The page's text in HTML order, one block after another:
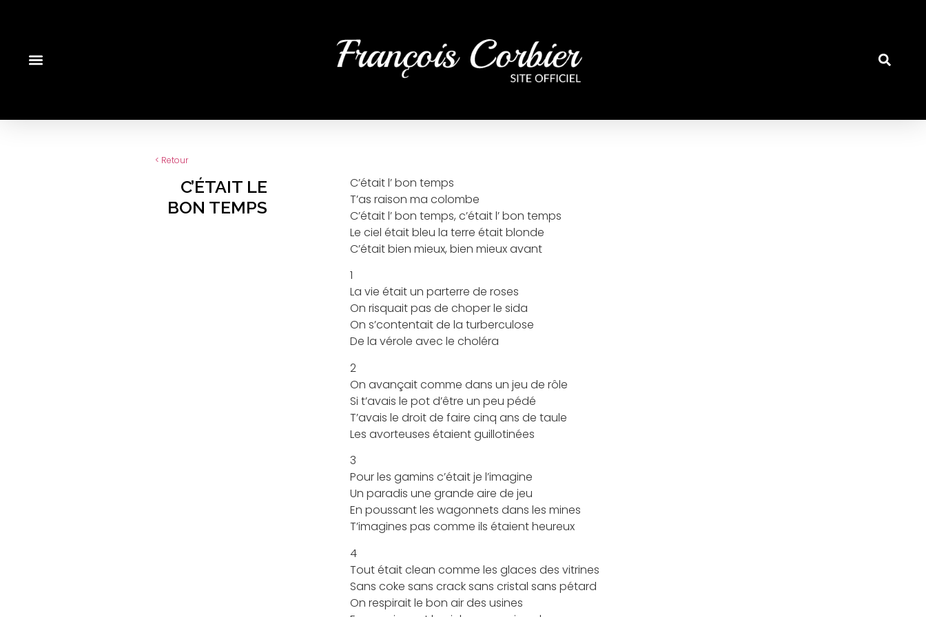
< Retour
C’ÉTAIT LE
BON TEMPS
C’était l’ bon temps
T’as raison ma colombe
C’était l’ bon temps, c’était l’ bon temps
Le ciel était bleu la terre était blonde
C’était bien mieux, bien mieux avant
1
La vie était un parterre de roses
On risquait pas de choper le sida
On s’contentait de la turberculose
De la vérole avec le choléra
2
On avançait comme dans un jeu de rôle
Si t’avais le pot d’être un peu pédé
T’avais le droit de faire cinq ans de taule
Les avorteuses étaient guillotinées
3
Pour les gamins c’était je l’imagine
Un paradis une grande aire de jeu
En poussant les wagonnets dans les mines
T’imagines pas comme ils étaient heureux
4
Tout était clean comme les glaces des vitrines
Sans coke sans crack sans cristal sans pétard
On respirait le bon air des usines